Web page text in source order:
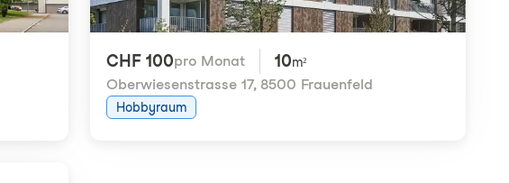
CHF 100pro Monat 10m²
Oberwiesenstrasse 17, 8500 Frauenfeld
Hobbyraum